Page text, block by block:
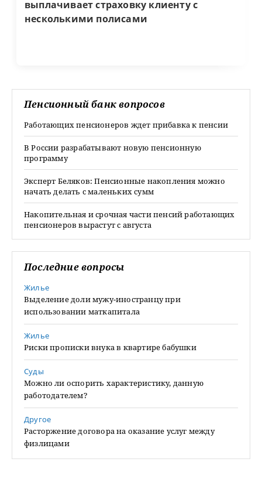
выплачивает страховку клиенту с
несколькими полисами
Пенсионный банк вопросов
Работающих пенсионеров ждет прибавка к пенсии
В России разрабатывают новую пенсионную
программу
Эксперт Беляков: Пенсионные накопления можно
начать делать с маленьких сумм
Накопительная и срочная части пенсий работающих
пенсионеров вырастут с августа
Последние вопросы
Жилье
Выделение доли мужу-иностранцу при
использовании маткапитала
Жилье
Риски прописки внука в квартире бабушки
Суды
Можно ли оспорить характеристику, данную
работодателем?
Другое
Расторжение договора на оказание услуг между
физлицами